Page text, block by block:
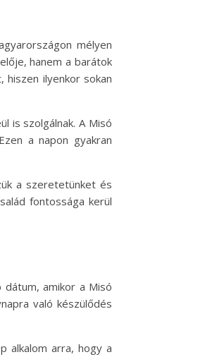
mélyen
hanem a barátok
hiszen ilyenkor sokan
is szolgálnak. A Misó
a napon gyakran
a szeretetünket és
fontossága kerül
amikor a Misó
való készülődés
alkalom arra, hogy a